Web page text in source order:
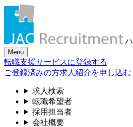
Menu
転職支援サービスに登録する
ご登録済みの方求人紹介を申し込む
求人検索
転職希望者
採用担当者
会社概要